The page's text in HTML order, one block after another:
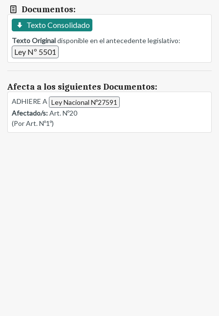
Documentos:
Texto Consolidado
Texto Originaldisponible en el antecedente legislativo:
Ley Nº 5501
Afecta a los siguientes Documentos:
ADHIERE A Ley Nacional Nº27591
Afectado/s:Art. Nº20
(Por Art. Nº1º)